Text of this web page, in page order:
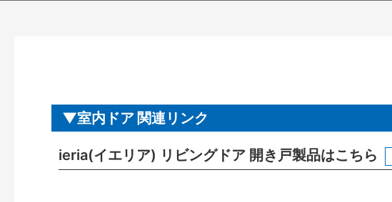
室内ドア 関連リンク
ieria(イエリア) リビングドア 開き戸製品はこちら